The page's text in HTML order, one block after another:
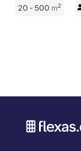
20 - 500 m2